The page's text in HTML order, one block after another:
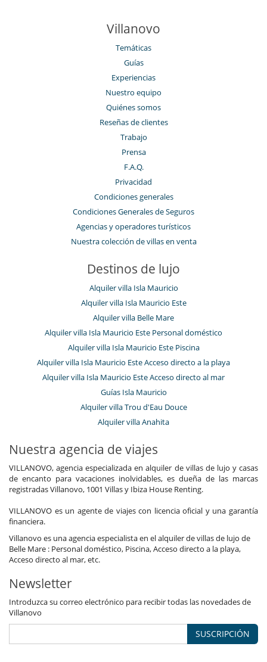
Villanovo
Temáticas
Guías
Experiencias
Nuestro equipo
Quiénes somos
Reseñas de clientes
Trabajo
Prensa
F.A.Q.
Privacidad
Condiciones generales
Condiciones Generales de Seguros
Agencias y operadores turísticos
Nuestra colección de villas en venta
Destinos de lujo
Alquiler villa Isla Mauricio
Alquiler villa Isla Mauricio Este
Alquiler villa Belle Mare
Alquiler villa Isla Mauricio Este Personal doméstico
Alquiler villa Isla Mauricio Este Piscina
Alquiler villa Isla Mauricio Este Acceso directo a la playa
Alquiler villa Isla Mauricio Este Acceso directo al mar
Guías Isla Mauricio
Alquiler villa Trou d'Eau Douce
Alquiler villa Anahita
Nuestra agencia de viajes
VILLANOVO, agencia especializada en alquiler de villas de lujo y casas
de encanto para vacaciones inolvidables, es dueña de las marcas
registradas Villanovo, 1001 Villas y Ibiza House Renting.
VILLANOVO es un agente de viajes con licencia oficial y una garantía
financiera.
Villanovo es una agencia especialista en el alquiler de villas de lujo de
Belle Mare : Personal doméstico, Piscina, Acceso directo a la playa,
Acceso directo al mar, etc.
Newsletter
Introduzca su correo electrónico para recibir todas las novedades de
Villanovo
SUSCRIPCIÓN